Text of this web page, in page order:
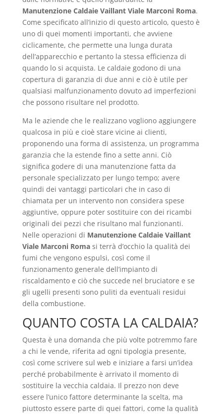
Manutenzione Caldaie Vaillant Viale Marconi Roma.
Come specificato all’inizio di questo articolo, questo è
uno di quei momenti importanti, che avviene
ciclicamente, che permette una lunga durata
dell’apparecchio e pertanto la stessa efficienza di
quando lo si acquista. Le caldaie godono di una
copertura di garanzia di due anni e ciò è utile per
qualsiasi malfunzionamento dovuto ad imperfezioni
che possono risultare nel prodotto.
Ma le aziende che le realizzano vogliono aggiungere
qualcosa in più e cioè stare vicine ai clienti,
proponendo una forma di assistenza, un programma
garanzia che la estende fino a sette anni. Ciò
significa godere di una manutenzione fatta da
personale specializzato per lungo tempo; avere
quindi dei vantaggi particolari che in caso di
chiamata per un intervento non considera spese
aggiuntive, oppure poter sostituire con dei ricambi
originali dei pezzi che risultano mal funzionanti.
Nelle operazioni di Manutenzione Caldaie Vaillant
Viale Marconi Romasi terrà d’occhio la qualità dei
fumi che vengono espulsi, così come il
funzionamento generale dell’impianto di
riscaldamento e ciò che succede nel bruciatore e se
gli ugelli presenti sono puliti da eventuali residui
della combustione.
QUANTO COSTA LA CALDAIA?
Questa è una domanda che più volte potremmo fare
a chi le vende, riferita ad ogni tipologia presente,
così come scrivere sul web e iniziare a farsi un’idea
perché probabilmente è arrivato il momento di
sostituire la vecchia caldaia. Il prezzo non deve
essere l’unico fattore determinante la scelta, ma
piuttosto essere parte di quei fattori, come la qualità